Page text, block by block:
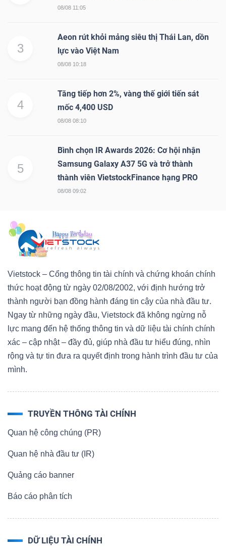
08/08 11:05
3
Aeon rút khỏi mảng siêu thị Thái Lan, dồn
lực vào Việt Nam
08/08 10:18
4
Tăng tiếp hơn 2%, vàng thế giới tiến sát
mốc 4,400 USD
08/08 08:10
5
Bình chọn IR Awards 2026: Cơ hội nhận
Samsung Galaxy A37 5G và trở thành
thành viên VietstockFinance hạng PRO
08/08 09:02
Vietstock – Cổng thông tin tài chính và chứng khoán chính
thức hoạt động từ ngày 02/08/2002, với định hướng trở
thành người bạn đồng hành đáng tin cậy của nhà đầu tư.
Ngay từ những ngày đầu, Vietstock đã không ngừng nỗ
lực mang đến hệ thống thông tin và dữ liệu tài chính chính
xác – cập nhật – đầy đủ, giúp nhà đầu tư hiểu đúng, nhìn
rộng và tự tin đưa ra quyết định trong hành trình đầu tư của
mình.
TRUYỀN THÔNG TÀI CHÍNH
Quan hệ công chúng (PR)
Quan hệ nhà đầu tư (IR)
Quảng cáo banner
Báo cáo phân tích
DỮ LIỆU TÀI CHÍNH
thông
tài
chính
Dữ
chính